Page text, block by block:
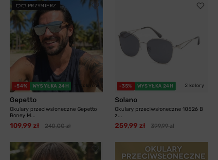
PRZYMIERZ
-54% WYSYŁKA 24H 11 kolorów
Gepetto
Okulary przeciwsłoneczne Gepetto
Boney M...
109,99 zł 240,00 zł
-35% WYSYŁKA 24H 2 kolory
Solano
Okulary przeciwsłoneczne 10526 B
z...
259,99 zł 399,99 zł